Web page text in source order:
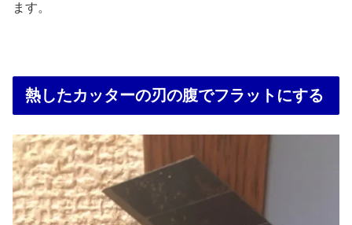
ます。
熱したカッターの刃の腹でフラットにする